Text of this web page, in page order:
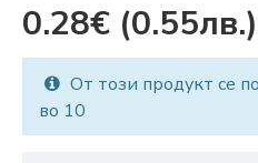
0.28€ (0.55лв.)
От този продукт се
во 10